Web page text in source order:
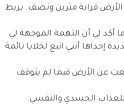
قرابة مترين ونصف. يربط
أكد لي أن التهمة الموجهة لي
إحداها أنني اتبع لخلايا نائمة
عن الأرض فيما لم يتوقف
الجسدي والنفسي.